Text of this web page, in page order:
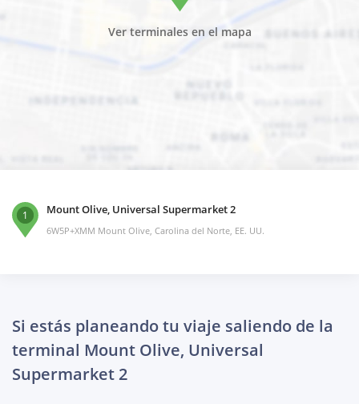
Ver terminales en el mapa
1 Mount Olive, Universal Supermarket 2
6W5P+XMM Mount Olive, Carolina del Norte, EE. UU.
Si estás planeando tu viaje saliendo de la
terminal Mount Olive, Universal
Supermarket 2